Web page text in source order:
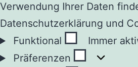
Verwendung Ihrer Daten
Datenschutzerklärung und
Funktional
Funktional
Immer
Präferenzen
Präferenzen